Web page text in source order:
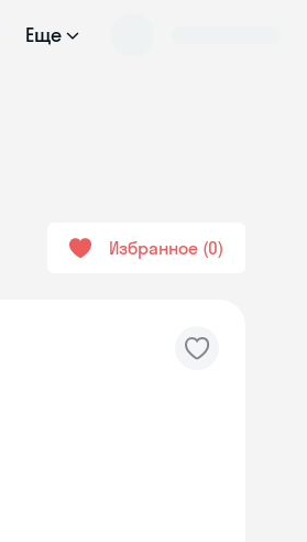
Еще
Избранное 0